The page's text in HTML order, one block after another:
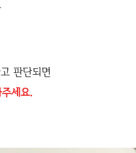
판단되면
세요.